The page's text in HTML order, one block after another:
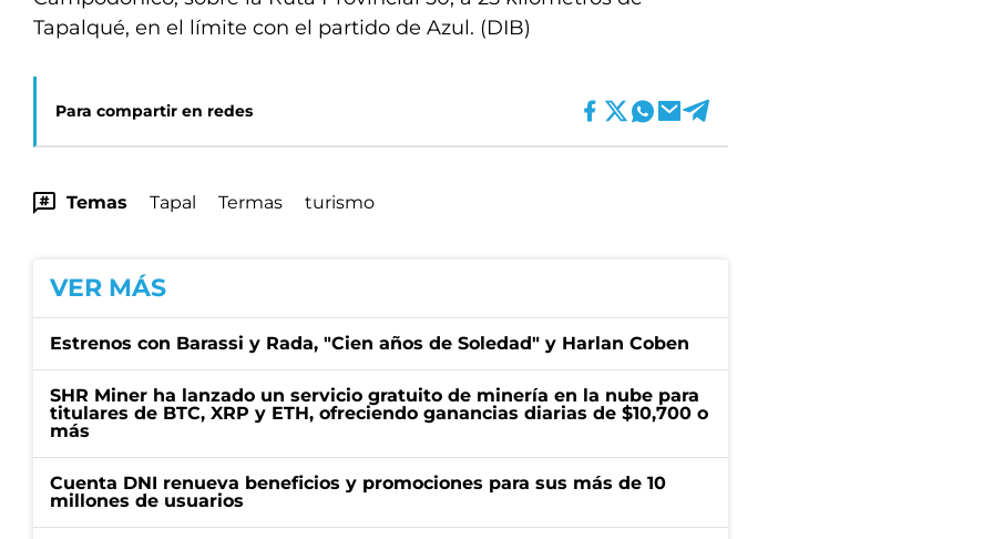
Tapalqué, en el límite con el partido de Azul. (DIB)
Para compartir en redes
Temas Tapal Termas turismo
VER MÁS
Estrenos con Barassi y Rada, "Cien años de Soledad" y Harlan Coben
SHR Miner ha lanzado un servicio gratuito de minería en la nube para
titulares de BTC, XRP y ETH, ofreciendo ganancias diarias de $10,700 o
más
Cuenta DNI renueva beneficios y promociones para sus más de 10
millones de usuarios